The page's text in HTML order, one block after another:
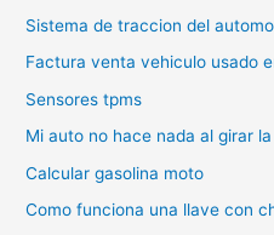
Sistema de traccion del
Factura venta vehiculo usado
Sensores tpms
Mi auto no hace nada al girar
Calcular gasolina moto
Como funciona una llave con